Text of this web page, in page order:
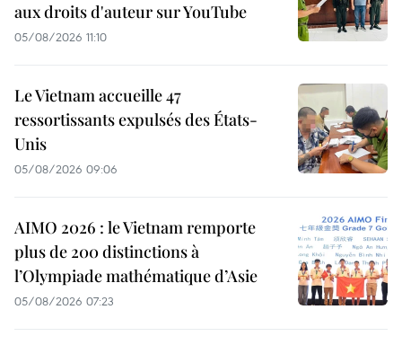
aux droits d'auteur sur YouTube
05/08/2026 11:10
Le Vietnam accueille 47
ressortissants expulsés des États-
Unis
05/08/2026 09:06
AIMO 2026 : le Vietnam remporte
plus de 200 distinctions à
l’Olympiade mathématique d’Asie
05/08/2026 07:23